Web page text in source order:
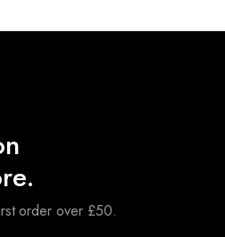
order over £50.